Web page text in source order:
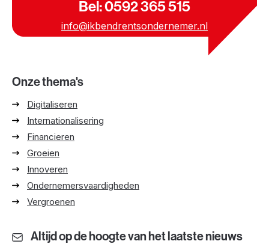
Bel: 0592 365 515
info@ikbendrentsondernemer.nl
Onze thema's
Digitaliseren
Internationalisering
Financieren
Groeien
Innoveren
Ondernemersvaardigheden
Vergroenen
Altijd op de hoogte van het laatste nieuws